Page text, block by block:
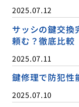
2025.07.12
サッシの鍵交換
頼む？徹底比較
2025.07.11
鍵修理で防犯性
2025.07.10